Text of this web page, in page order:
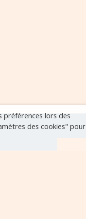
préférences lors des
des cookies" pour